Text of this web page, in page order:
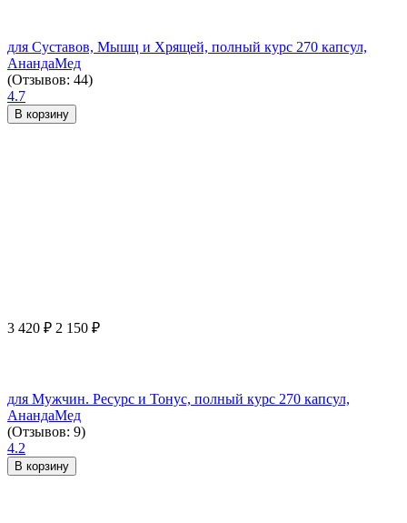
для Суставов, Мышц и Хрящей, полный курс 270 капсул,
АнандаМед
(Отзывов: 44)
4.7
В корзину
3 420 ₽ 2 150 ₽
для Мужчин. Ресурс и Тонус, полный курс 270 капсул,
АнандаМед
(Отзывов: 9)
4.2
В корзину